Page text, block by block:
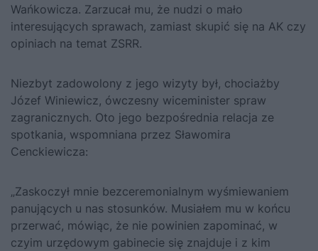
Wańkowicza. Zarzucał mu, że nudzi o mało
interesujących sprawach, zamiast skupić się na AK czy
opiniach na temat ZSRR.
Niezbyt zadowolony z jego wizyty był, chociażby
Józef Winiewicz, ówczesny wiceminister spraw
zagranicznych. Oto jego bezpośrednia relacja ze
spotkania, wspomniana przez Sławomira
Cenckiewicza:
„Zaskoczył mnie bezceremonialnym wyśmiewaniem
panujących u nas stosunków. Musiałem mu w końcu
przerwać, mówiąc, że nie powinien zapominać, w
czyim urzędowym gabinecie się znajduje i z kim